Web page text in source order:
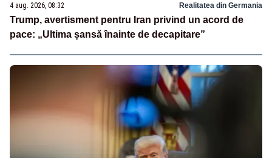
4 aug. 2026, 08:32 Realitatea din Germania
Trump, avertisment pentru Iran privind un acord de
pace: „Ultima șansă înainte de decapitare”